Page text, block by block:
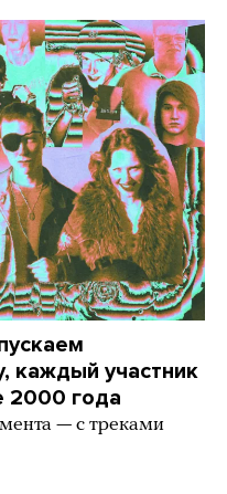
каждый участник
2000 года
— с треками